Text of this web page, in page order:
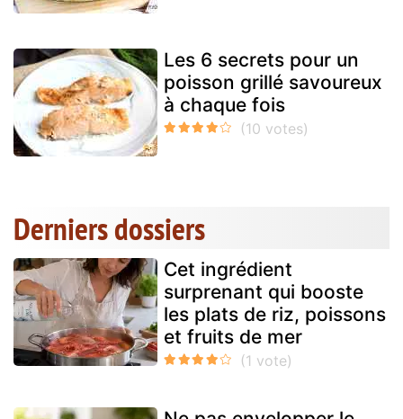
Les 6 secrets pour un
poisson grillé savoureux
à chaque fois
Derniers dossiers
Cet ingrédient
surprenant qui booste
les plats de riz, poissons
et fruits de mer